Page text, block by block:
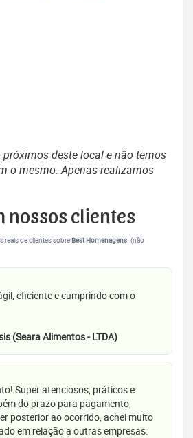
deste local e não temos
o mesmo. Apenas realizamos
nossos clientes
reais de clientes sobreBest Homenagens . (não
eficiente e cumprindo com o
(Seara Alimentos - LTDA)
Super atenciosos, práticos e
do prazo para pagamento,
posterior ao ocorrido, achei muito
em relação a outras empresas.